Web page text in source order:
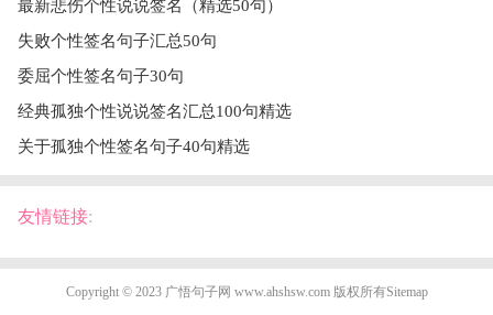
最新悲伤个性说说签名（精选50句）
失败个性签名句子汇总50句
委屈个性签名句子30句
经典孤独个性说说签名汇总100句精选
关于孤独个性签名句子40句精选
友情链接:
Copyright © 2023 广悟句子网 www.ahshsw.com 版权所有Sitemap